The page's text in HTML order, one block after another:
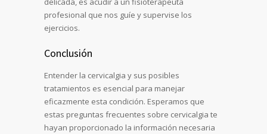
profesional que nos guíe y supervise los
ejercicios.
Conclusión
Entender la cervicalgia y sus posibles
tratamientos es esencial para manejar
eficazmente esta condición. Esperamos que
estas preguntas frecuentes sobre cervicalgia te
hayan proporcionado la información necesaria